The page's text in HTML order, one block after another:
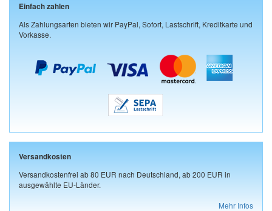
Einfach zahlen
Als Zahlungsarten bieten wir PayPal, Sofort, Lastschrift, Kreditkarte und
Vorkasse.
Versandkosten
Versandkostenfrei ab 80 EUR nach Deutschland, ab 200 EUR in
ausgewählte EU-Länder.
Mehr Infos